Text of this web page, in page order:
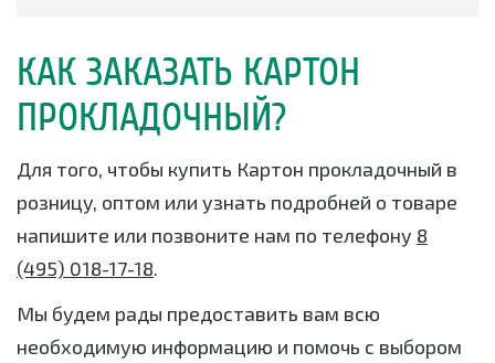
КАК ЗАКАЗАТЬ КАРТОН
ПРОКЛАДОЧНЫЙ?
Для того, чтобы купить Картон прокладочный в
розницу, оптом или узнать подробней о товаре
напишите или позвоните нам по телефону 8
(495) 018-17-18.
Мы будем рады предоставить вам всю
необходимую информацию и помочь с выбором